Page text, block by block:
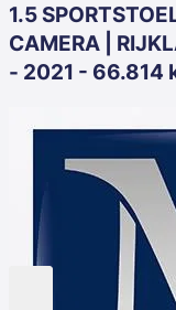
1.5
CAMERA |
- 2021 - 66.814